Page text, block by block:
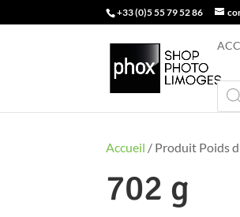
+33 (0)5 55 79 52 86
de
Accueil / Produit Poids
702 g